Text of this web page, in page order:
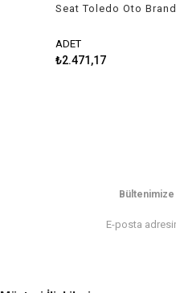
Seat Toledo Oto
ADET
₺2.471,17
Bültenimize